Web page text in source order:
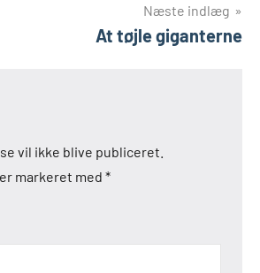
Næste indlæg
At tøjle giganterne
vil ikke blive publiceret.
markeret med *